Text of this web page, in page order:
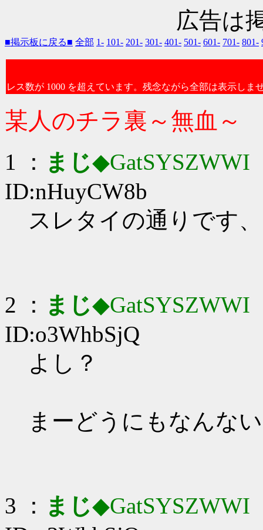
広告は
■掲示板に戻る■ 全部 1- 101- 201- 301- 401- 501- 601- 701- 801-
レス数が 1000 を超えています。残念ながら全部は表示しま
某人のチラ裏～無血～
1 ： まじ◆GatSYSZWWI
ID:nHuyCW8b
スレタイの通りです
2 ： まじ◆GatSYSZWWI
ID:o3WhbSjQ
よし？
まーどうにもなんな
3 ： まじ◆GatSYSZWWI